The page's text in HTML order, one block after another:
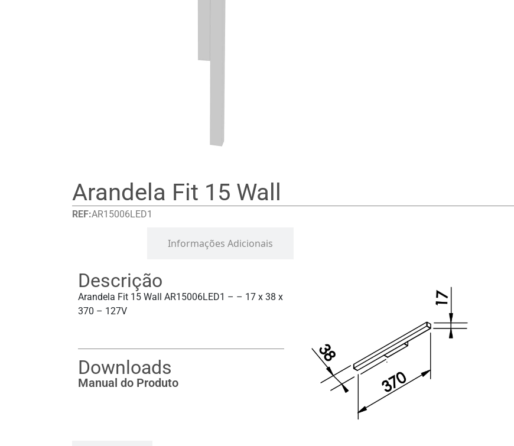
Arandela Fit 15 Wall
REF:AR15006LED1
Informações Adicionais
Descrição
Arandela Fit 15 Wall AR15006LED1 – – 17 x 38 x
370 – 127V
Downloads
Manual do Produto